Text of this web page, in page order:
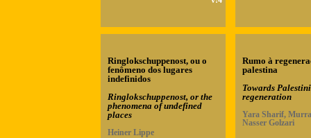
Ringlokschuppenost, ou o
fenômeno dos lugares
indefinidos
Ringlokschuppenost, or the
phenomena of undefined
places
Heiner Lippe
Rumo à
palestina
Towards
regeneration
Yara Sharif,
Nasser Golzari